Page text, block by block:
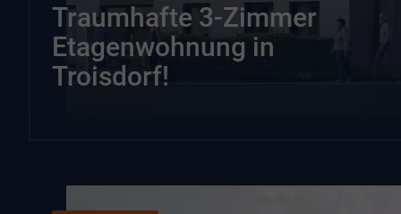
Traumhafte 3-Zimmer
Etagenwohnung in
Troisdorf!